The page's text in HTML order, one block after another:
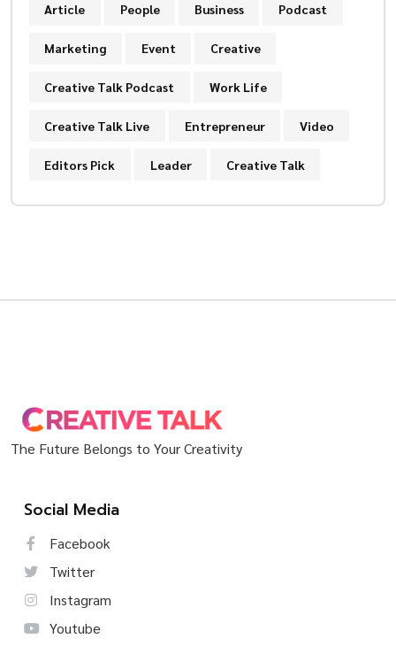
Article People Business Podcast
Marketing Event Creative
Creative Talk Podcast Work Life
Creative Talk Live Entrepreneur Video
Editors Pick Leader Creative Talk
The Future Belongs to Your Creativity
Social Media
Facebook
Twitter
Instagram
Youtube